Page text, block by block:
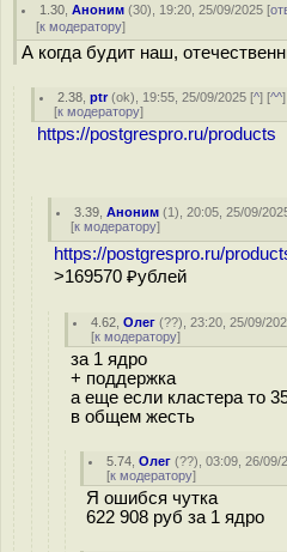
1.30 ,Аноним (30), 19:20, 25/09/2025 [
[к модератору]
А когда будит наш,
2.38 ,ptr(ok), 19:55, 25/09/2025 [^] [^^
[к модератору]
https://postgrespro.ru/products
3.39 ,Аноним (1), 20:05, 25/09/
[к модератору]
https://postgrespro.ru/
>169570 ₽ублей
4.62 ,Олег (??), 23:20, 25/09/
[к модератору]
за 1 ядро
+ поддержка
а еще если кластера то
в общем жесть
5.74 ,Олег (??), 03:09, 26/09/
[к модератору]
Я ошибся чутка
622 908 руб за 1 ядро